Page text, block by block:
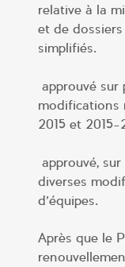
relative à la
et de
simplifiés.
approuvé
modifications
2015 et 2015-
approuvé,
diverses
d’équipes.
Après que le